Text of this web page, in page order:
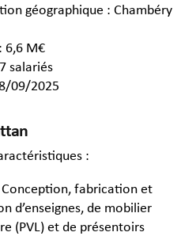
géographique : Chambéry
6,6 M€
salariés
09/2025
:
fabrication et
d’enseignes, de mobilier
(PVL) et de présentoirs